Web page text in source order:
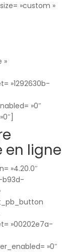
»custom »
»
»1292630b-
»0″
ligne
»4.20.0″
b93d-
»00202e7a-
»0″